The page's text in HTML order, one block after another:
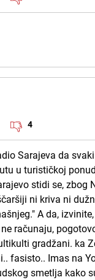
4
Sarajeva da
u turističkoj
stidi se, zbog
ni kriva ni
A da,
računaju,
gradžani. ka
fasisto.. Imas na
smetlja kako